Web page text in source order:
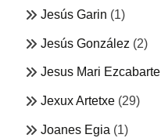
Jesús Garin (1)
Jesús González (2)
Jesus Mari Ezcabarte
Jexux Artetxe (29)
Joanes Egia (1)